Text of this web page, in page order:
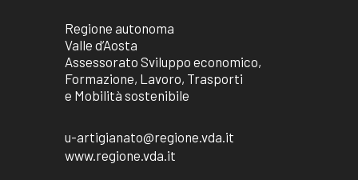
Regione autonoma
Valle d’Aosta
Assessorato Sviluppo economico,
Formazione, Lavoro, Trasporti
e Mobilità sostenibile
u-artigianato@regione.vda.it
www.regione.vda.it